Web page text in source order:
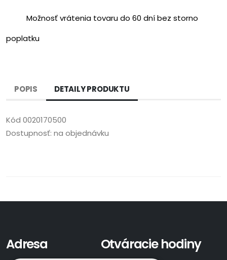
Možnosť vrátenia tovaru do 60 dní bez storno
poplatku
POPIS DETAILY PRODUKTU
Kód 0020170500
Dostupnosť: na objednávku
Adresa Otváracie hodiny